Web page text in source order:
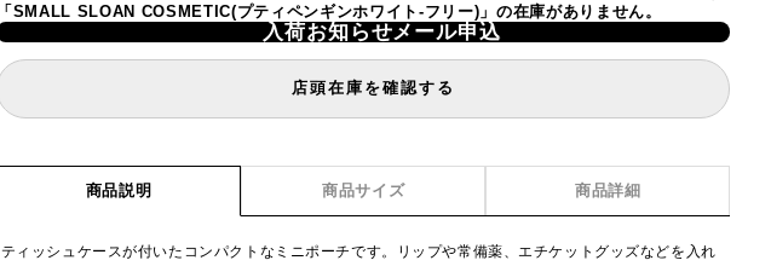
「SMALL SLOAN COSMETIC(プティペンギンホワイト-フリー)」の在庫がありません。
入荷お知らせメール申込
店頭在庫を確認する
商品説明 商品サイズ 商品詳細
ティッシュケースが付いたコンパクトなミニポーチです。リップや常備薬、エチケットグッズなどを入れ